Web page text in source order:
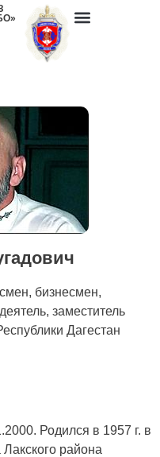
бизнесмен,
заместитель
Дагестан
Родился в 1957 г. в
района